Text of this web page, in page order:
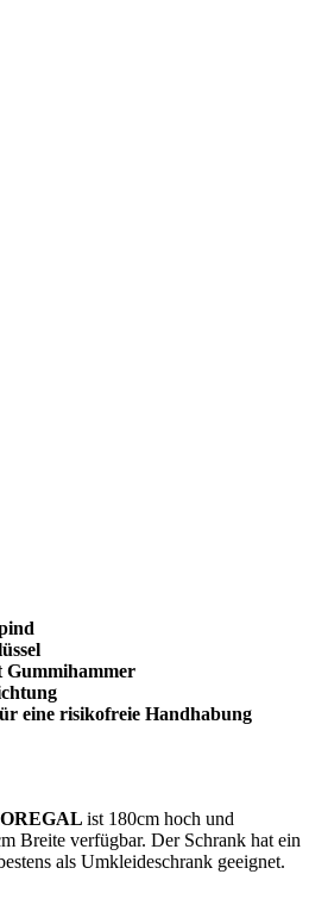
Gummihammer
eine risikofreie Handhabung
ist 180cm hoch und
Breite verfügbar. Der Schrank hat ein
als Umkleideschrank geeignet.